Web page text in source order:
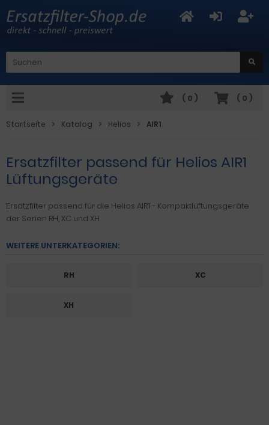
( 0 )
( 0 )
Startseite Katalog Helios AIR1
Ersatzfilter passend für Helios AIR1
Lüftungsgeräte
Ersatzfilter passend für die Helios AIR1 - Kompaktlüftungsgeräte
der Serien RH, XC und XH.
WEITERE UNTERKATEGORIEN:
RH XC
XH